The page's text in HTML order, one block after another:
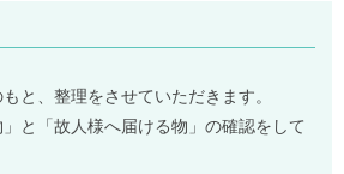
と、整理をさせていただきます。
」と「故人様へ届ける物」の確認をして